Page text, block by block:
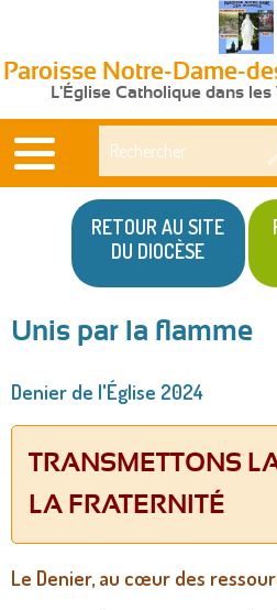
Paroisse Notre-Dame-
L'Église Catholique dans les
RETOUR AU SITE
DU DIOCÈSE
êtes
ici
Unis par la flamme
Denier de l'Église 2024
TRANSMETTONS
LA FRATERNITÉ
Le Denier, au cœur des